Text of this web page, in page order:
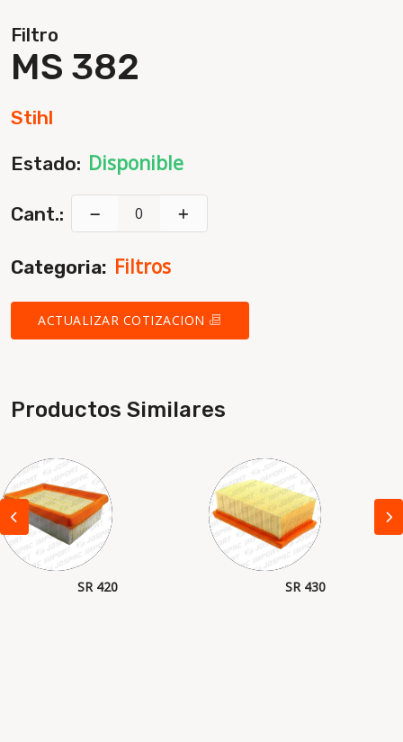
Filtro
MS 382
Stihl
Estado: Disponible
Cant.:
Categoria: Filtros
ACTUALIZAR COTIZACION
Productos Similares
SR 420 SR 430